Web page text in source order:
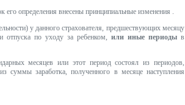
его определения внесены принципиальные изменения .
у данного страхователя, предшествующих месяцу
отпуска по уходу за ребенком, или иные периоды в
месяцев или этот период состоял из периодов,
суммы заработка, полученного в месяце наступления